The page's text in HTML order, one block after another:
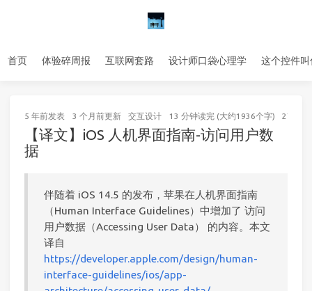
首页 体验碎周报 互联网套路 设计师口袋心理学 这个控件叫
5 年前发表 3 个月前更新 交互设计 13 分钟读完 (大约1936个字) 27
【译文】iOS 人机界面指南-访问用户数
据
伴随着 iOS 14.5 的发布，苹果在人机界面指南
（Human Interface Guidelines）中增加了 访问
用户数据（Accessing User Data） 的内容。本文
译自
https://developer.apple.com/design/human-
interface-guidelines/ios/app-